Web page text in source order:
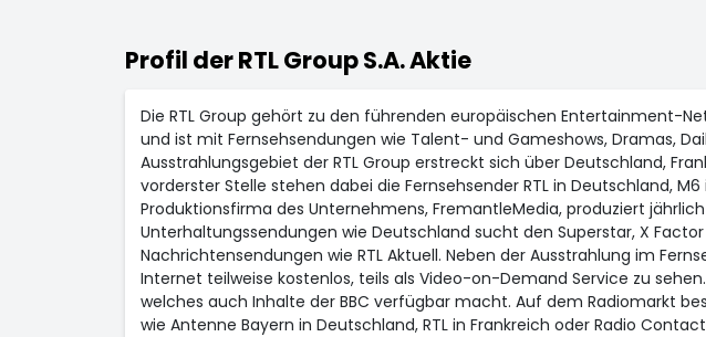
Profil der RTL Group S.A. Aktie
Die RTL Group gehört zu den führenden europäischen Entertainment-
und ist mit Fernsehsendungen wie Talent- und Gameshows, Dramas,
Ausstrahlungsgebiet der RTL Group erstreckt sich über Deutschland,
vorderster Stelle stehen dabei die Fernsehsender RTL in Deutschland,
Produktionsfirma des Unternehmens, FremantleMedia, produziert
Unterhaltungssendungen wie Deutschland sucht den Superstar, X
Nachrichtensendungen wie RTL Aktuell. Neben der Ausstrahlung im
Internet teilweise kostenlos, teils als Video-on-Demand Service zu
welches auch Inhalte der BBC verfügbar macht. Auf dem Radiomarkt
wie Antenne Bayern in Deutschland, RTL in Frankreich oder Radio